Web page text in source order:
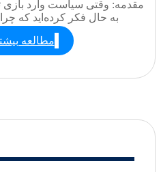
مقدمه: وقتی سیاست وارد بازی
به حال فکر کرده‌اید که
مطالعه